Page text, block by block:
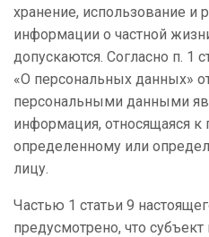
хранение, использование и
информации о частной
допускаются. Согласно п. 1
«О персональных данных»
персональными данными
информация, относящаяся к
определенному или
лицу.
Частью 1 статьи 9
предусмотрено, что